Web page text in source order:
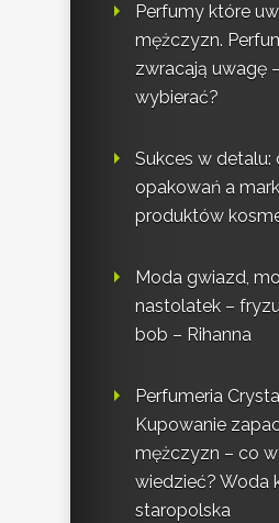
Perfumy które
mężczyzn.
zwracają uwagę
wybierać?
Sukces w detalu:
opakowań a
produktów
Moda gwiazd,
nastolatek –
bob – Rihanna
Perfumeria
Kupowanie
mężczyzn – co
wiedzieć? Woda
staropolska